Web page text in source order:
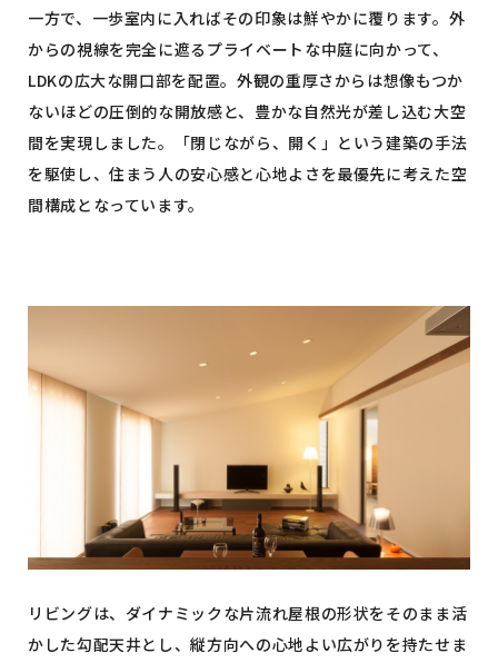
一方で、一歩室内に入ればその印象は鮮やかに覆ります。外
からの視線を完全に遮るプライベートな中庭に向かって、
LDKの広大な開口部を配置。外観の重厚さからは想像もつか
ないほどの圧倒的な開放感と、豊かな自然光が差し込む大空
間を実現しました。「閉じながら、開く」という建築の手法
を駆使し、住まう人の安心感と心地よさを最優先に考えた空
間構成となっています。
リビングは、ダイナミックな片流れ屋根の形状をそのまま活
かした勾配天井とし、縦方向への心地よい広がりを持たせま